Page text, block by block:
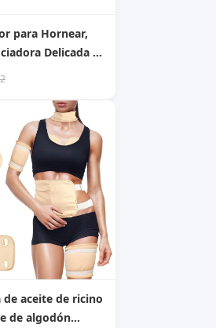
para Hornear,
Delicada y
para
para Pasteles
Atomizador Fino
de aceite de ricino
de algodón